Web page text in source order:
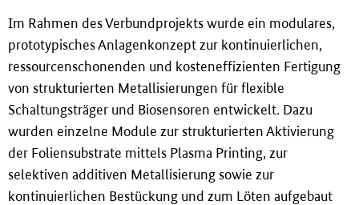
Im Rahmen des Verbundprojekts wurde ein modulares,
prototypisches Anlagenkonzept zur kontinuierlichen,
ressourcenschonenden und kosteneffizienten Fertigung
von strukturierten Metallisierungen für flexible
Schaltungsträger und Biosensoren entwickelt. Dazu
wurden einzelne Module zur strukturierten Aktivierung
der Foliensubstrate mittels Plasma Printing, zur
selektiven additiven Metallisierung sowie zur
kontinuierlichen Bestückung und zum Löten aufgebaut